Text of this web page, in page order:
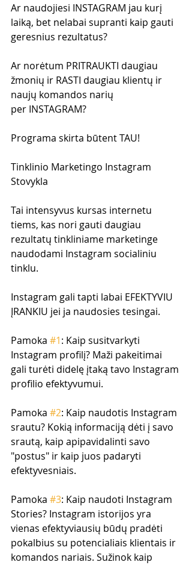
Ar naudojiesi INSTAGRAM jau kurį
laiką, bet nelabai supranti kaip gauti
geresnius rezultatus?
Ar norėtum PRITRAUKTI daugiau
žmonių ir RASTI daugiau klientų ir
naujų komandos narių
per INSTAGRAM?
Programa skirta būtent TAU!
Tinklinio Marketingo Instagram
Stovykla
Tai intensyvus kursas internetu
tiems, kas nori gauti daugiau
rezultatų tinkliniame marketinge
naudodami Instagram socialiniu
tinklu.
Instagram gali tapti labai EFEKTYVIU
ĮRANKIU jei ja naudosies tesingai.
Pamoka #1: Kaip susitvarkyti
Instagram profilį? Maži pakeitimai
gali turėti didelę įtaką tavo Instagram
profilio efektyvumui.
Pamoka #2: Kaip naudotis Instagram
srautu? Kokią informaciją dėti į savo
srautą, kaip apipavidalinti savo
"postus" ir kaip juos padaryti
efektyvesniais.
Pamoka #3: Kaip naudoti Instagram
Stories? Instagram istorijos yra
vienas efektyviausių būdų pradėti
pokalbius su potencialiais klientais ir
komandos nariais. Sužinok kaip